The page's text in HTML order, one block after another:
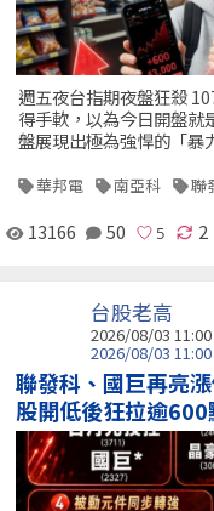
週五夜台指期夜盤狂殺
得手軟，以為今日開盤就
盤展現出極為強悍的「暴
華邦電 南亞科 聯
13166 50 2
台股老高
2026/08/03
2026/08/03
聯發科、國巨再亮
股開低後狂拉逾600